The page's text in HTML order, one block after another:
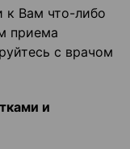
к Вам что-либо
приема
с врачом
и